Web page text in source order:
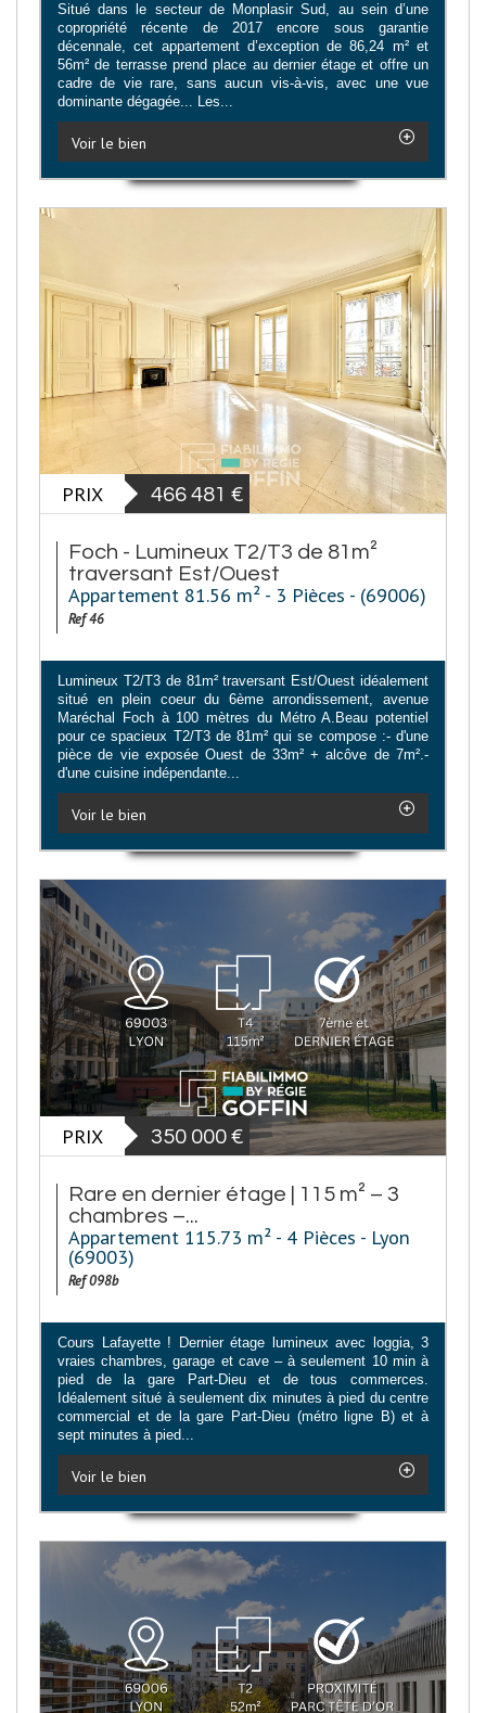
Situé dans le secteur de Monplasir Sud, au sein d’une
copropriété récente de 2017 encore sous garantie
décennale, cet appartement d’exception de 86,24 m² et
56m² de terrasse prend place au dernier étage et offre un
cadre de vie rare, sans aucun vis-à-vis, avec une vue
dominante dégagée... Les...
Voir le bien
PRIX 466 481 €
Foch - Lumineux T2/T3 de 81m²
traversant Est/Ouest
Appartement 81.56 m² - 3 Pièces - (69006)
Ref 46
Lumineux T2/T3 de 81m² traversant Est/Ouest idéalement
situé en plein coeur du 6ème arrondissement, avenue
Maréchal Foch à 100 mètres du Métro A.Beau potentiel
pour ce spacieux T2/T3 de 81m² qui se compose :- d'une
pièce de vie exposée Ouest de 33m² + alcôve de 7m².-
d'une cuisine indépendante...
Voir le bien
PRIX 350 000 €
Rare en dernier étage | 115 m² – 3
chambres –...
Appartement 115.73 m² - 4 Pièces - Lyon
(69003)
Ref 098b
Cours Lafayette ! Dernier étage lumineux avec loggia, 3
vraies chambres, garage et cave – à seulement 10 min à
pied de la gare Part-Dieu et de tous commerces.
Idéalement situé à seulement dix minutes à pied du centre
commercial et de la gare Part-Dieu (métro ligne B) et à
sept minutes à pied...
Voir le bien